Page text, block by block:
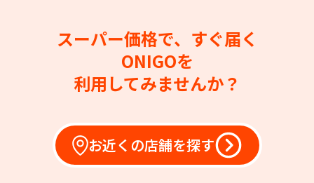
スーパー価格で、すぐ届く
ONIGOを
利用してみませんか？
お近くの店舗を探す